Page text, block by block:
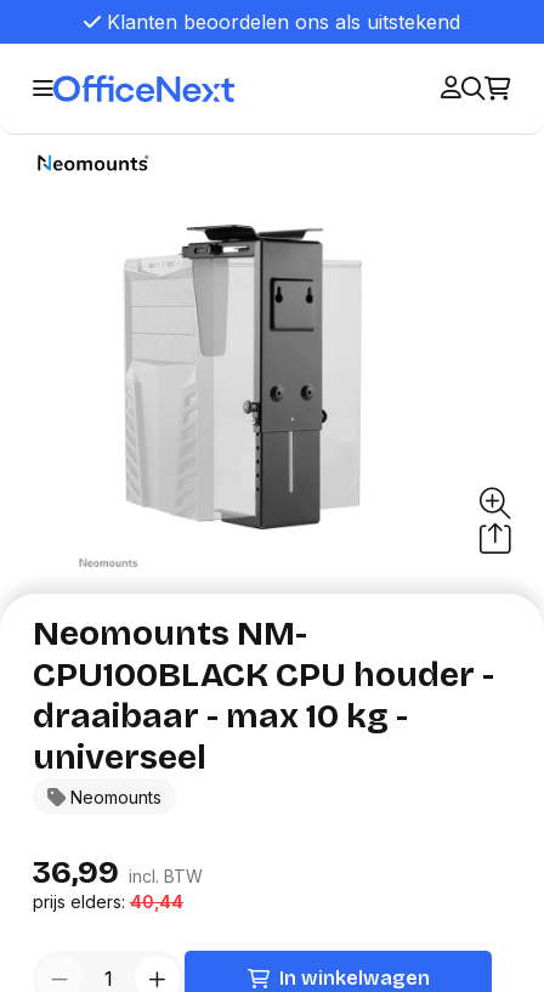
Klanten beoordelen ons als uitstekend
Neomounts
Neomounts NM-
CPU100BLACK CPU houder -
draaibaar - max 10 kg -
universeel
36,99 incl. BTW
prijs elders:40,44
In winkelwagen